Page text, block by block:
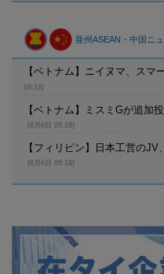
亜州ASEAN・中国ニ
【ベトナム】ニイヌマ、スマ
09:19)
【ベトナム】ミスミGが追加
(8月6日 09:18)
【フィリピン】日本工営の
(8月6日 09:18)